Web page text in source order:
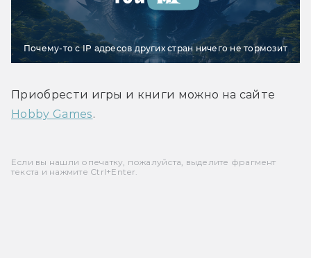
Почему-то с IP адресов других стран ничего не тормозит
Hobby Games.
Если вы нашли опечатку, пожалуйста, выделите фрагмент
текста и нажмите Ctrl+Enter.